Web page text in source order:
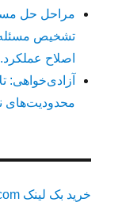
مراحل حل
تشخیص
اصلاح عملکرد.
آزادی‌خواهی:
محدودیت‌های
خرید بک لینک behtarinbacklink.com